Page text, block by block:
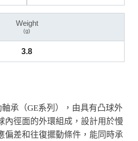
Weight
(g)
3.8
承（GE系列），由具有凸球外
內徑面的外環組成，設計用於慢
偏差和往復擺動條件，能同時承